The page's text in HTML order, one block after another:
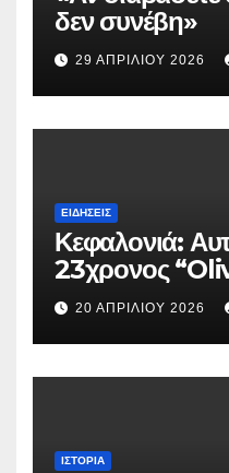
δεν συνέβη»
29 ΑΠΡΙΛΊΟΥ 2026
ΕΙΔΉΣΕΙΣ
Κεφαλονιά:
23χρονος
κατηγορείται
Μυρτούς
20 ΑΠΡΙΛΊΟΥ 2026
ΙΣΤΟΡΊΑ